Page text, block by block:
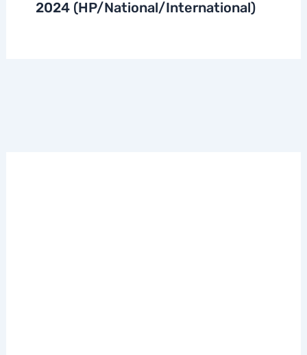
2024 (HP/National/International)